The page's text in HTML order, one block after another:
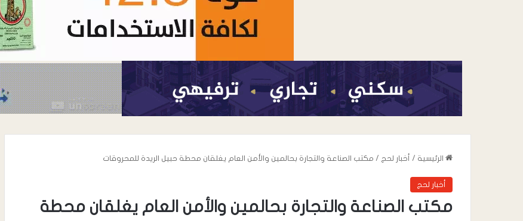
الرئيسية / أخبار لحج / مكتب الصناعة والتجارة بحالمين والأمن العام يغلقان محطة حبيل الريدة للمحروقات
أخبار لحج
مكتب الصناعة والتجارة بحالمين والأمن العام يغلقان محطة